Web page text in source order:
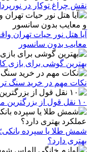
نقش چراغ توکار در
معایب بدون سانسور
بهترین گوشی برای بازی
نکات مهم در خرید سنگ
۱۰ نقل قول از بزرگترین معامله‌گران تاریخ که باید بخوانید
شمش طلا یا سپرده بانکی؛
بهتری دارد؟